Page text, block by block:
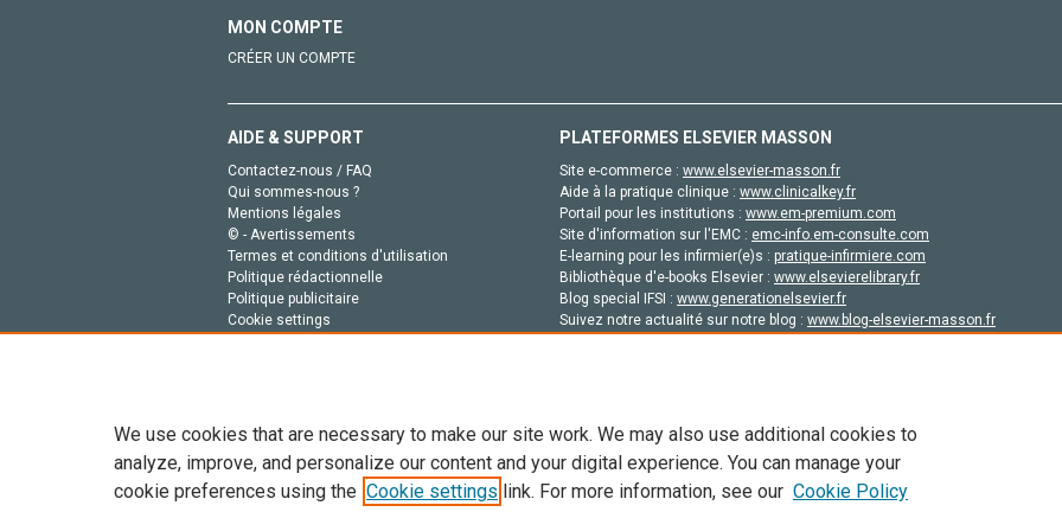
MON COMPTE
CRÉER UN COMPTE
AIDE & SUPPORT
Contactez-nous / FAQ
Qui sommes-nous ?
Mentions légales
© - Avertissements
Termes et conditions d'utilisation
Politique rédactionnelle
Politique publicitaire
Cookie settings
PLATEFORMES ELSEVIER MASSON
Site e-commerce : www.elsevier-masson.fr
Aide à la pratique clinique : www.clinicalkey.fr
Portail pour les institutions : www.em-premium.com
Site d'information sur l'EMC : emc-info.em-consulte.com
E-learning pour les infirmier(e)s : pratique-infirmiere.com
Bibliothèque d'e-books Elsevier : www.elsevierelibrary.fr
Blog special IFSI : www.generationelsevier.fr
Suivez notre actualité sur notre blog : www.blog-elsevier-masson.fr
Tout le contenu de ce site: Copyright © 2026 Elsevier, ses concédants de licence et ses contributeurs. Tout les droits sont réservés,
de données, a la formation en IA et aux technologies similaires. Pour tout contenu en libre accès, les conditions de licence
We use cookies that are necessary to make our site work. We may also use additional cookies to
analyze, improve, and personalize our content and your digital experience. You can manage your
cookie preferences using the Cookie settings link. For more information, see our Cookie Policy